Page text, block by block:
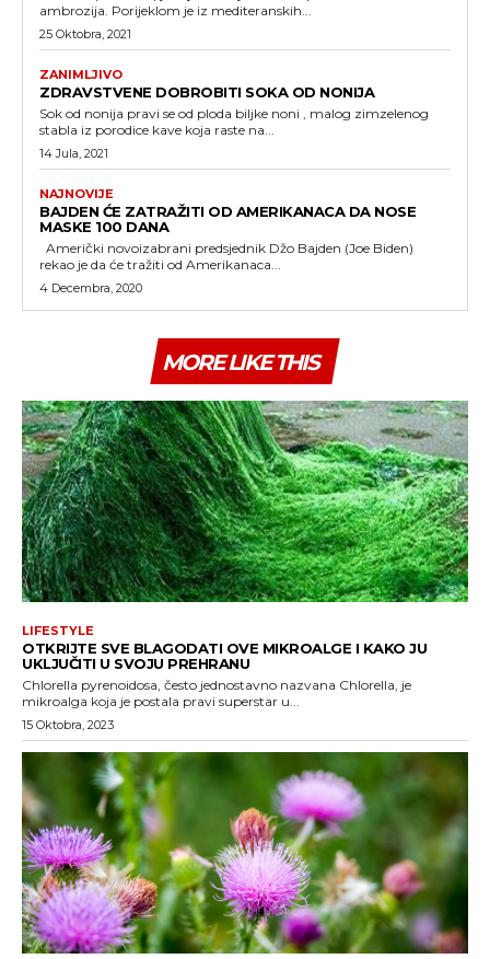
ambrozija. Porijeklom je iz mediteranskih...
25 Oktobra, 2021
ZANIMLJIVO
ZDRAVSTVENE DOBROBITI SOKA OD NONIJA
Sok od nonija pravi se od ploda biljke noni , malog zimzelenog
stabla iz porodice kave koja raste na...
14 Jula, 2021
NAJNOVIJE
BAJDEN ĆE ZATRAŽITI OD AMERIKANACA DA NOSE
MASKE 100 DANA
rekao je da će tražiti od Amerikanaca...
4 Decembra, 2020
MORE LIKE THIS
LIFESTYLE
OTKRIJTE SVE BLAGODATI OVE MIKROALGE I KAKO JU
UKLJUČITI U SVOJU PREHRANU
Chlorella pyrenoidosa, često jednostavno nazvana Chlorella, je
mikroalga koja je postala pravi superstar u...
15 Oktobra, 2023